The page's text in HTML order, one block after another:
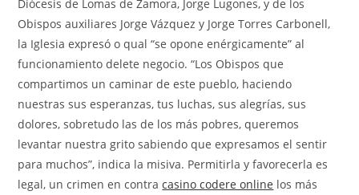
Diócesis de Lomas de Zamora, Jorge Lugones, y de los
Obispos auxiliares Jorge Vázquez y Jorge Torres Carbonell,
la Iglesia expresó o qual “se opone enérgicamente” al
funcionamiento delete negocio. “Los Obispos que
compartimos un caminar de este pueblo, haciendo
nuestras sus esperanzas, tus luchas, sus alegrías, sus
dolores, sobretudo las de los más pobres, queremos
levantar nuestra grito sabiendo que expresamos el sentir
para muchos”, indica la misiva. Permitirla y favorecerla es
legal, un crimen en contracasino codere online los más